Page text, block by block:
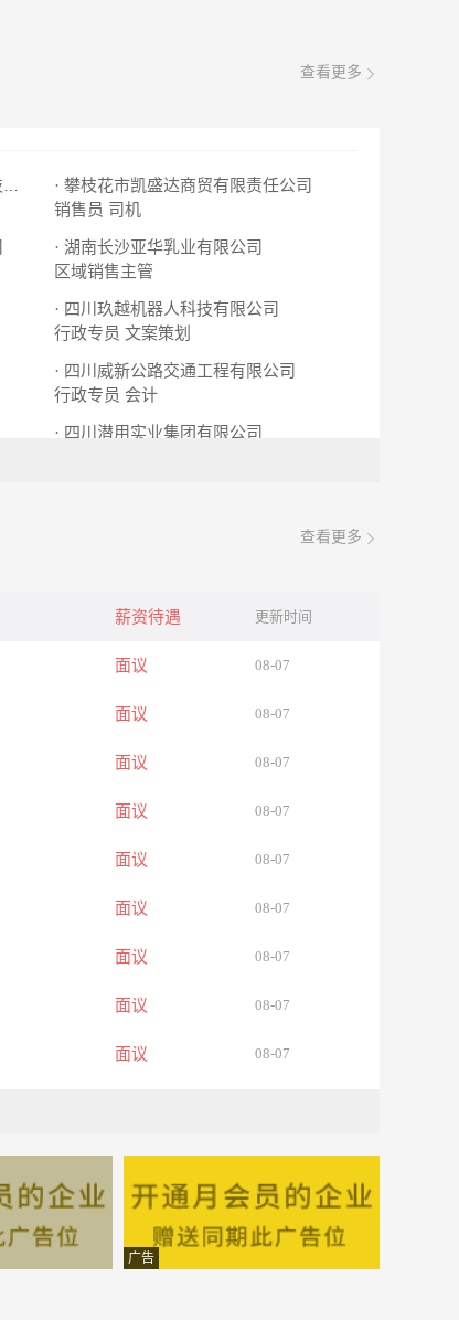
查看更多
· 四川新兴华业工程机械有限公司攀枝花分公司
· 攀枝花市凯盛达商贸有限责任公司
销售员 司机
· 湖南长沙亚华乳业有限公司
区域销售主管
· 四川玖越机器人科技有限公司
行政专员 文案策划
· 四川威新公路交通工程有限公司
行政专员 会计
· 四川潜用实业集团有限公司
查看更多
薪资待遇 更新时间
面议 08-07
面议 08-07
面议 08-07
面议 08-07
面议 08-07
面议 08-07
面议 08-07
面议 08-07
面议 08-07
面议 08-07
面议 08-07
广告